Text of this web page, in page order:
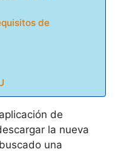
de
de
la nueva
una